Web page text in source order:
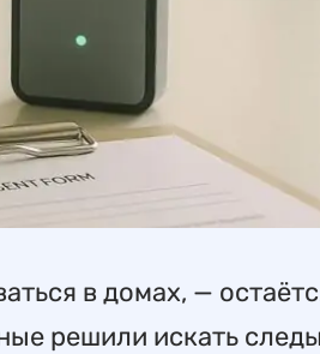
в домах, —
решили искать следы